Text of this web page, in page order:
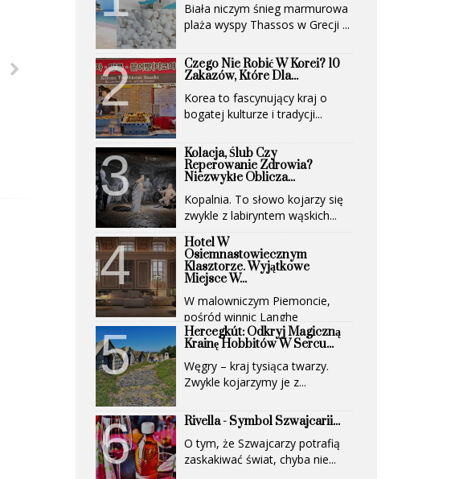
Biała niczym śnieg marmurowa
plaża wyspy Thassos w Grecji ...
Czego Nie Robić W Korei? 10
Zakazów, Które Dla...
Korea to fascynujący kraj o
bogatej kulturze i tradycji...
Kolacja, Ślub Czy
Reperowanie Zdrowia?
Niezwykłe Oblicza...
Kopalnia. To słowo kojarzy się
zwykle z labiryntem wąskich...
Hotel W
Osiemnastowiecznym
Klasztorze. Wyjątkowe
Miejsce W...
W malowniczym Piemoncie,
pośród winnic Langhe
(UNESCO)...
Hercegkút: Odkryj Magiczną
Krainę Hobbitów W Sercu...
Węgry – kraj tysiąca twarzy.
Zwykle kojarzymy je z...
Rivella - Symbol Szwajcarii...
O tym, że Szwajcarzy potrafią
zaskakiwać świat, chyba nie...